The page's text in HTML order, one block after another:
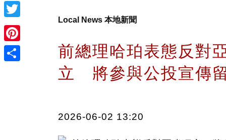
Facebook
Twitter
Pinterest
Local News 本地新聞
前總理哈珀表態反對
立 將參與公投宣傳
2026-06-02 13:20